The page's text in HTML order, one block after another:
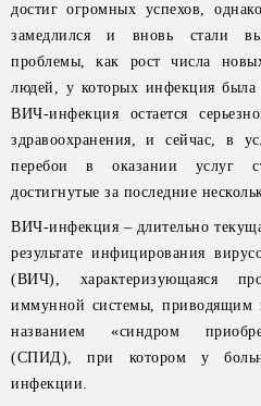
достиг огромных успехов,
замедлился и вновь стали
проблемы, как рост числа
людей, у которых инфекция была
ВИЧ-инфекция остается
здравоохранения, и сейчас, в
перебои в оказании услуг
достигнутые за последние
ВИЧ-инфекция – длительно
результате инфицирования
(ВИЧ), характеризующаяся
иммунной системы, приводящим
названием «синдром
(СПИД), при котором у
инфекции.